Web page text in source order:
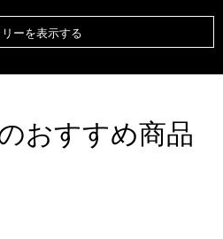
ーを表示する
おすすめ商品